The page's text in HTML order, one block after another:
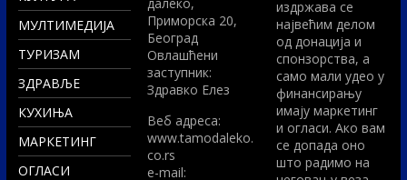
МУЛТИМЕДИЈА
ТУРИЗАМ
ЗДРАВЉЕ
КУХИЊА
МАРКЕТИНГ
ОГЛАСИ
далеко,
Приморска 20,
Београд
Овлашћени
заступник:
Здравко Елез
Вeб адреса:
www.tamodaleko.
co.rs
e-mail:
издржава се
највећим делом
од донација и
спонзорства, а
само мали удео у
финансирању
имају маркетинг
и огласи. Ако вам
се допада оно
што радимо на